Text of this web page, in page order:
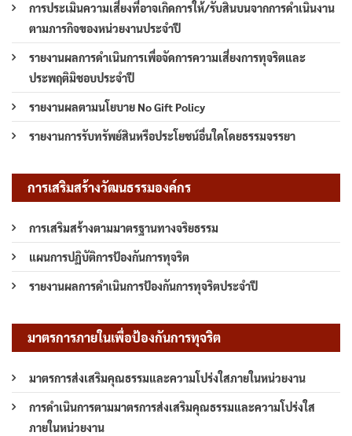
การประเมินความเสี่ยงที่อาจเกิดการให้/รับสินบนจากการดำเนินงาน
ตามภารกิจของหน่วยงานประจำปี
รายงานผลการดำเนินการเพื่อจัดการความเสี่ยงการทุจริตและ
ประพฤติมิชอบประจำปี
รายงานผลตามนโยบาย No Gift Policy
รายงานการรับทรัพย์สินหรือประโยชน์อื่นใดโดยธรรมจรรยา
การเสริมสร้างวัฒนธรรมองค์กร
การเสริมสร้างตามมาตรฐานทางจริยธรรม
แผนการปฏิบัติการป้องกันการทุจริต
รายงานผลการดำเนินการป้องกันการทุจริตประจำปี
มาตรการภายในเพื่อป้องกันการทุจริต
มาตรการส่งเสริมคุณธรรมและความโปร่งใสภายในหน่วยงาน
การดำเนินการตามมาตรการส่งเสริมคุณธรรมและความโปร่งใส
ภายในหน่วยงาน